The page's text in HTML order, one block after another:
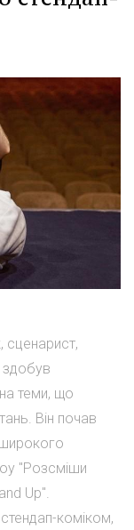
сценарист,
здобув
теми, що
Він почав
широкого
"Розсміши
Up".
коміком,